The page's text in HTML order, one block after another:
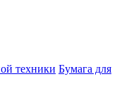
Бумага для